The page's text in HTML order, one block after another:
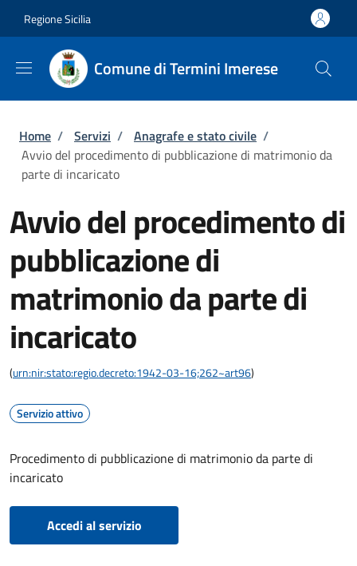
Regione Sicilia
Comune di Termini Imerese
Briciole di pane
Home / Servizi / Anagrafe e stato civile /
Avvio del procedimento di pubblicazione di matrimonio da
parte di incaricato
Avvio del procedimento di
pubblicazione di
matrimonio da parte di
incaricato
(urn:nir:stato:regio.decreto:1942-03-16;262~art96)
Servizio attivo
Procedimento di pubblicazione di matrimonio da parte di
incaricato
Accedi al servizio